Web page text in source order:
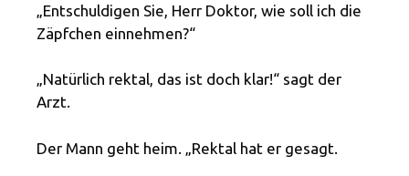
„Entschuldigen Sie, Herr Doktor, wie soll ich die
Zäpfchen einnehmen?“
„Natürlich rektal, das ist doch klar!“ sagt der
Arzt.
Der Mann geht heim. „Rektal hat er gesagt.